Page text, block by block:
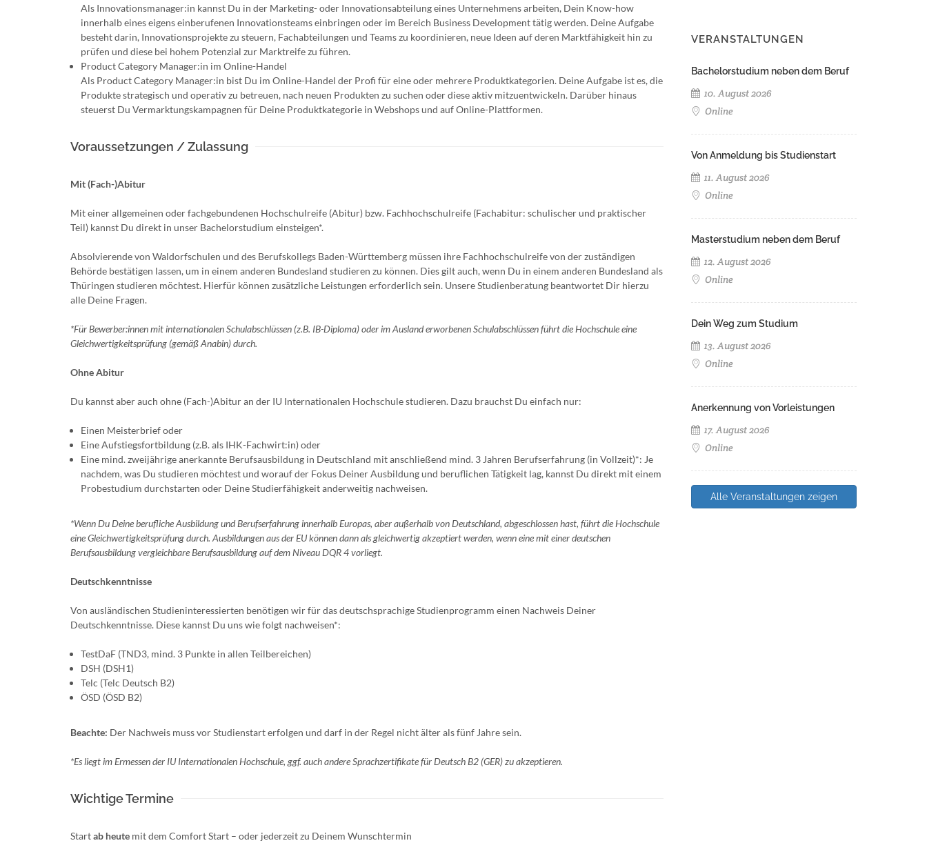
Als Innovationsmanager:in kannst Du in der Marketing- oder Innovationsabteilung eines Unternehmens arbeiten, Dein Know-how
innerhalb eines eigens einberufenen Innovationsteams einbringen oder im Bereich Business Development tätig werden. Deine Aufgabe
besteht darin, Innovationsprojekte zu steuern, Fachabteilungen und Teams zu koordinieren, neue Ideen auf deren Marktfähigkeit hin zu
prüfen und diese bei hohem Potenzial zur Marktreife zu führen.
Product Category Manager:in im Online-Handel
Als Product Category Manager:in bist Du im Online-Handel der Profi für eine oder mehrere Produktkategorien. Deine Aufgabe ist es, die
Produkte strategisch und operativ zu betreuen, nach neuen Produkten zu suchen oder diese aktiv mitzuentwickeln. Darüber hinaus
steuerst Du Vermarktungskampagnen für Deine Produktkategorie in Webshops und auf Online-Plattformen.
Voraussetzungen / Zulassung
Mit (Fach-)Abitur
Mit einer allgemeinen oder fachgebundenen Hochschulreife (Abitur) bzw. Fachhochschulreife (Fachabitur: schulischer und praktischer
Teil) kannst Du direkt in unser Bachelorstudium einsteigen*.
Absolvierende von Waldorfschulen und des Berufskollegs Baden-Württemberg müssen ihre Fachhochschulreife von der zuständigen
Behörde bestätigen lassen, um in einem anderen Bundesland studieren zu können. Dies gilt auch, wenn Du in einem anderen Bundesland als
Thüringen studieren möchtest. Hierfür können zusätzliche Leistungen erforderlich sein. Unsere Studienberatung beantwortet Dir hierzu
alle Deine Fragen.
*Für Bewerber:innen mit internationalen Schulabschlüssen (z.B. IB-Diploma) oder im Ausland erworbenen Schulabschlüssen führt die Hochschule eine
Gleichwertigkeitsprüfung (gemäß Anabin) durch.
Ohne Abitur
Du kannst aber auch ohne (Fach-)Abitur an der IU Internationalen Hochschule studieren. Dazu brauchst Du einfach nur:
Einen Meisterbrief oder
Eine Aufstiegsfortbildung (z.B. als IHK-Fachwirt:in) oder
Eine mind. zweijährige anerkannte Berufsausbildung in Deutschland mit anschließend mind. 3 Jahren Berufserfahrung (in Vollzeit)*: Je
nachdem, was Du studieren möchtest und worauf der Fokus Deiner Ausbildung und beruflichen Tätigkeit lag, kannst Du direkt mit einem
Probestudium durchstarten oder Deine Studierfähigkeit anderweitig nachweisen.
*Wenn Du Deine berufliche Ausbildung und Berufserfahrung innerhalb Europas, aber außerhalb von Deutschland, abgeschlossen hast, führt die Hochschule
eine Gleichwertigkeitsprüfung durch. Ausbildungen aus der EU können dann als gleichwertig akzeptiert werden, wenn eine mit einer deutschen
Berufsausbildung vergleichbare Berufsausbildung auf dem Niveau DQR 4 vorliegt.
Deutschkenntnisse
Von ausländischen Studieninteressierten benötigen wir für das deutschsprachige Studienprogramm einen Nachweis Deiner
Deutschkenntnisse. Diese kannst Du uns wie folgt nachweisen*:
TestDaF (TND3, mind. 3 Punkte in allen Teilbereichen)
DSH (DSH1)
Telc (Telc Deutsch B2)
ÖSD (ÖSD B2)
Beachte: Der Nachweis muss vor Studienstart erfolgen und darf in der Regel nicht älter als fünf Jahre sein.
*Es liegt im Ermessen der IU Internationalen Hochschule, ggf. auch andere Sprachzertifikate für Deutsch B2 (GER) zu akzeptieren.
Wichtige Termine
Startab heute mit dem Comfort Start – oder jederzeit zu Deinem Wunschtermin
VERANSTALTUNGEN
Bachelorstudium neben dem Beruf
10. August 2026
Online
Von Anmeldung bis Studienstart
11. August 2026
Online
Masterstudium neben dem Beruf
12. August 2026
Online
Dein Weg zum Studium
13. August 2026
Online
Anerkennung von Vorleistungen
17. August 2026
Online
Alle Veranstaltungen zeigen